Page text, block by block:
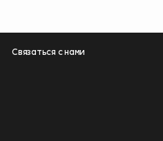
Связаться с нами